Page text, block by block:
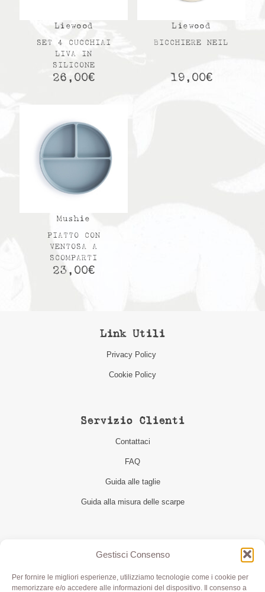
Gestisci Consenso
Per fornire le migliori esperienze, utilizziamo tecnologie come i cookie per
memorizzare e/o accedere alle informazioni del dispositivo. Il consenso a
Liewood
SET 4 CUCCHIAI
LIVA IN
SILICONE
26,00€
Liewood
BICCHIERE NEIL
19,00€
Mushie
PIATTO CON
VENTOSA A
SCOMPARTI
23,00€
Link Utili
Privacy Policy
Cookie Policy
Servizio Clienti
Contattaci
FAQ
Guida alle taglie
Guida alla misura delle scarpe
Seguici